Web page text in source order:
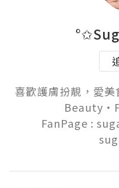
喜歡護膚扮靚，愛美
FanPage :